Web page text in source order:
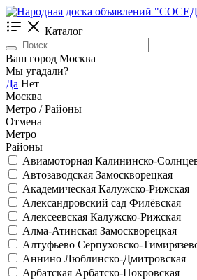
Каталог
Ваш город Москва
Мы угадали?
Да Нет
Москва
Метро / Районы
Отмена
Метро
Районы
Авиамоторная Калининско-
Автозаводская Замоскворецкая
Академическая Калужско-Рижская
Александровский сад Филёвская
Алексеевская Калужско-Рижская
Алма-Атинская Замоскворецкая
Алтуфьево Серпуховско-
Аннино Люблинско-Дмитровская
Арбатская Арбатско-Покровская